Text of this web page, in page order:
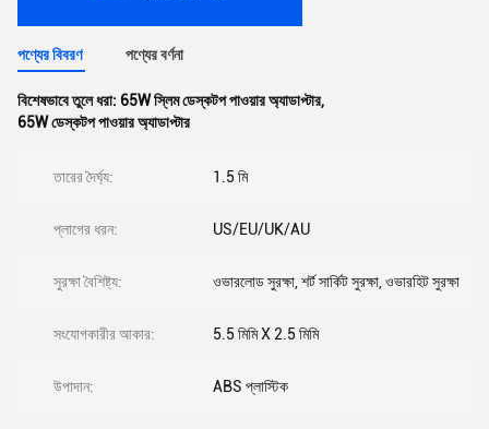
পণ্যের বিবরণ পণ্যের বর্ণনা
বিশেষভাবে তুলে ধরা: 65W স্লিম ডেস্কটপ পাওয়ার অ্যাডাপ্টার,
65W ডেস্কটপ পাওয়ার অ্যাডাপ্টার
তারের দৈর্ঘ্য: 1.5 মি
প্লাগের ধরন: US/EU/UK/AU
সুরক্ষা বৈশিষ্ট্য: ওভারলোড সুরক্ষা, শর্ট সার্কিট সুরক্ষা, ওভারহিট সুরক্ষা
সংযোগকারীর আকার: 5.5 মিমি X 2.5 মিমি
উপাদান: ABS প্লাস্টিক